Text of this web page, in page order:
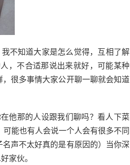
不知道大家是怎么觉得，互相了解
，不合适那说出来就好，可能某种
很多事情大家公开聊一聊就会知道
他那的人设跟我们聊吗？看人下菜
能也有人会说一个人会有很多不同
声不太好真的是有原因的）当你深
家伙。